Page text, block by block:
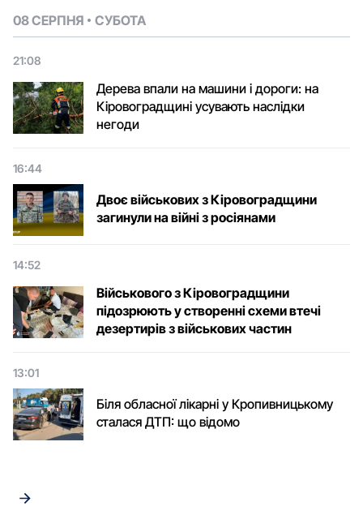
08 СЕРПНЯ СУБОТА
21:08
Дерева впали на машини і дороги: на
Кіровоградщині усувають наслідки
негоди
16:44
Двоє військових з Кіровоградщини
загинули на війні з росіянами
14:52
Військового з Кіровоградщини
підозрюють у створенні схеми втечі
дезертирів з військових частин
13:01
Біля обласної лікарні у Кропивницькому
сталася ДТП: що відомо